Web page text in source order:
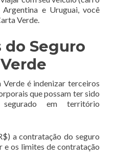
e Uruguai, você
Verde.
do Seguro
é indenizar terceiros
que possam ter sido
em território
a contratação do seguro
e os limites de contratação